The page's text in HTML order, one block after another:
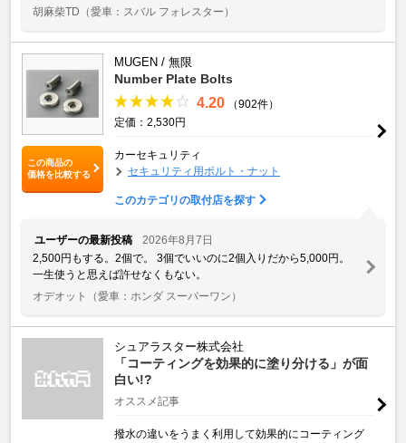
胡麻柴TD （愛車：スバル フォレスター）
この商品の
価格を比較する
MUGEN / 無限
Number Plate Bolts
4.20
（902件）
定価：2,530円
カーセキュリティ
セキュリティ用ボルト・ナット
このカテゴリの取付店を探す
ユーザーの最新投稿
2026年8月7日
2,500円もする。2個で。 3個でいいのに2個入りだから5,000円。
一生使うと思えば許せなくもない。
オデオット
（愛車：ホンダ スーパーワン）
シュアラスター株式会社
「コーティングを効果的に塗り分ける」が面
白い!?
オススメ記事
撥水の違いをうまく利用して効果的にコーティング